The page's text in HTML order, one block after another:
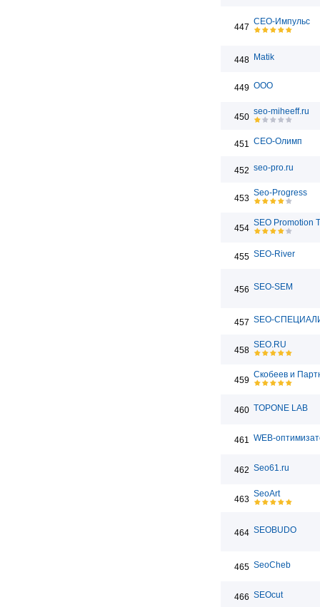
447
СЕО-Импульс
448 Matik
449 ООО
450
seo-miheeff.ru
451 СЕО-Олимп
452 seo-pro.ru
453
Seo-Progress
454
SEO Promotion
455 SEO-River
456 SEO-SEM
457 SEO-
458
SEO.RU
459
Скобеев и
460 TOPONE LAB
461 WEB-
462 Seo61.ru
463
SeoArt
464 SEOBUDO
465 SeoCheb
466 SEOcut